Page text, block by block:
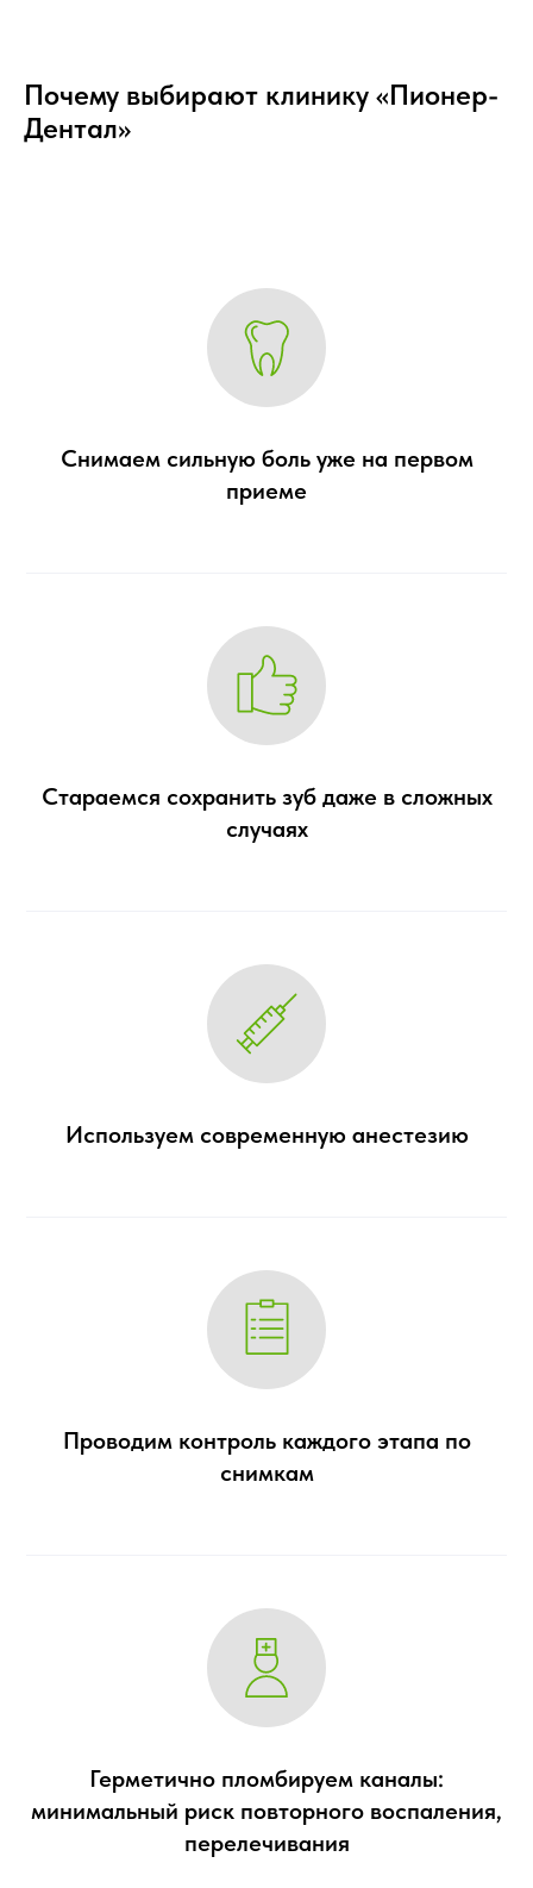
Почему выбирают клинику «Пионер-
Дентал»
Снимаем сильную боль уже на первом
приеме
Стараемся сохранить зуб даже в сложных
случаях
Используем современную анестезию
Проводим контроль каждого этапа по
снимкам
Герметично пломбируем каналы:
минимальный риск повторного воспаления,
перелечивания
Сергей Александрович
Главный врач
Стоматолог-ортопед
лет опыта